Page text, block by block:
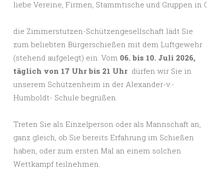
die Zimmerstutzen-Schützengesellschaft lädt Sie
zum beliebten Bürgerschießen mit dem Luftgewehr
(stehend aufgelegt) ein. Vom 06. bis 10. Juli 2026,
täglich von 17 Uhr bis 21 Uhr dürfen wir Sie in
unserem Schützenheim in der Alexander-v.-
Humboldt- Schule begrüßen.
Treten Sie als Einzelperson oder als Mannschaft an,
ganz gleich, ob Sie bereits Erfahrung im Schießen
haben, oder zum ersten Mal an einem solchen
Wettkampf teilnehmen.